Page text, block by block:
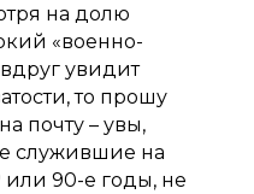
на долю
«военно-
увидит
то прошу
почту – увы,
служившие на
или 90-е годы, не